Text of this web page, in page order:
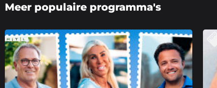
Meer populaire programma's